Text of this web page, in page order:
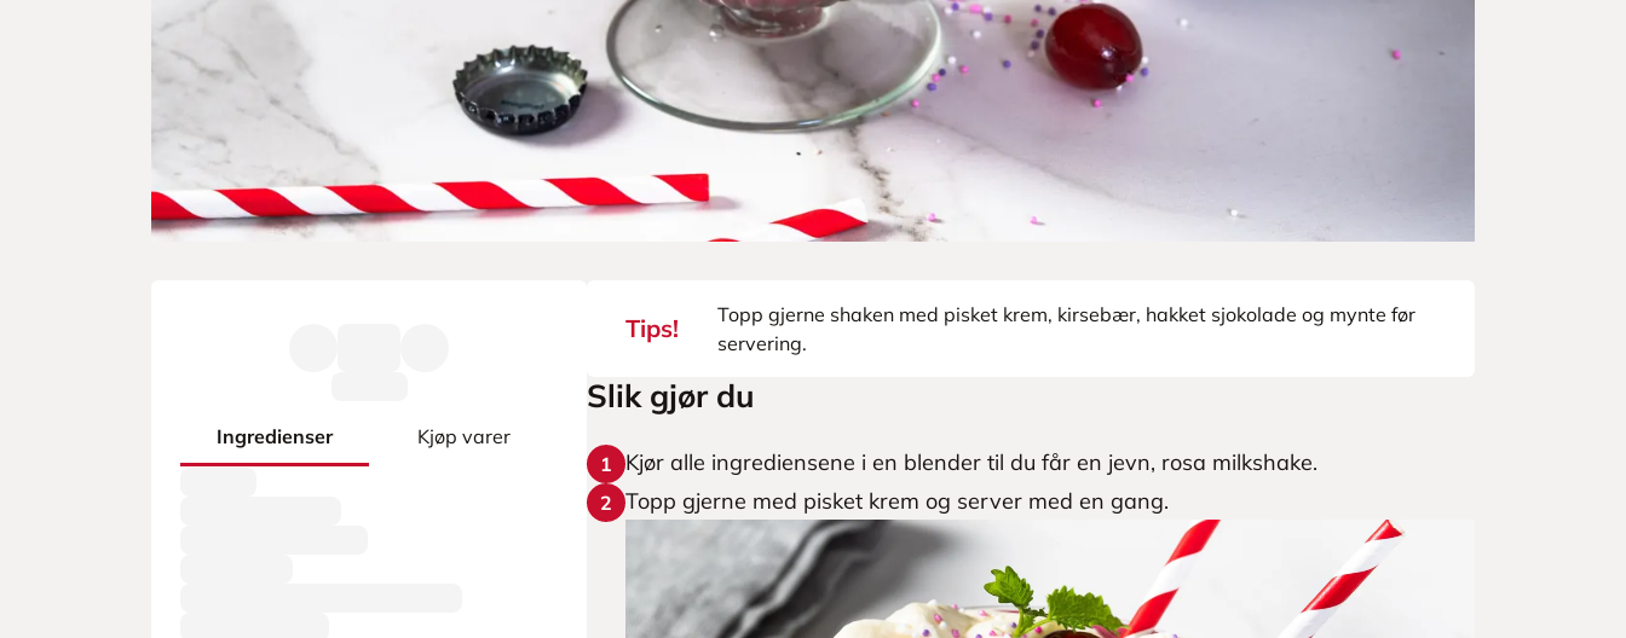
Ingredienser Kjøp varer
Tips!
Topp gjerne shaken med pisket krem, kirsebær, hakket sjokolade og mynte før
servering.
Slik gjør du
1 Kjør alle ingrediensene i en blender til du får en jevn, rosa milkshake.
2 Topp gjerne med pisket krem og server med en gang.